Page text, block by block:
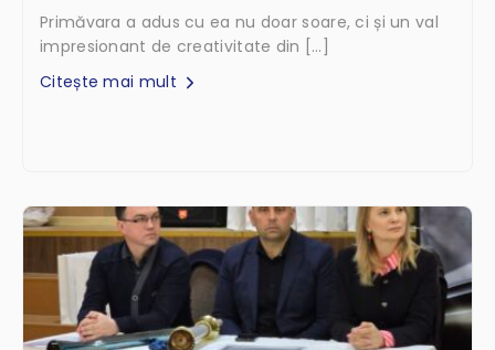
Primăvara a adus cu ea nu doar soare, ci și un val
impresionant de creativitate din […]
Citește mai mult